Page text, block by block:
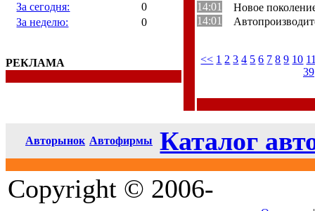
За сегодня:
0
За неделю:
0
РЕКЛАМА
14:01
Новое
14:01
<< 1 2 3 4 5 6 7 8 9 10
39
Авторынок Автофирмы
Каталог
Copyright © 2006-